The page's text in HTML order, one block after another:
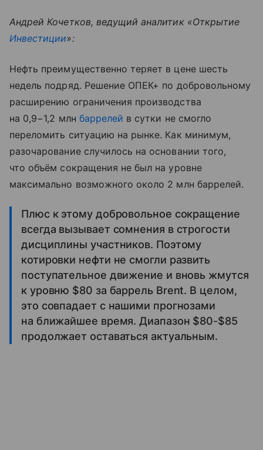
Андрей Кочетков, ведущий аналитик «Открытие
Инвестиции»:
Нефть преимущественно теряет в цене шесть
недель подряд. Решение ОПЕК+ по добровольному
расширению ограничения производства
на 0,9−1,2 млн баррелей в сутки не смогло
переломить ситуацию на рынке. Как минимум,
разочарование случилось на основании того,
что объём сокращения не был на уровне
максимально возможного около 2 млн баррелей.
Плюс к этому добровольное сокращение
всегда вызывает сомнения в строгости
дисциплины участников. Поэтому
котировки нефти не смогли развить
поступательное движение и вновь жмутся
к уровню $80 за баррель Brent. В целом,
это совпадает с нашими прогнозами
на ближайшее время. Диапазон $80-$85
продолжает оставаться актуальным.